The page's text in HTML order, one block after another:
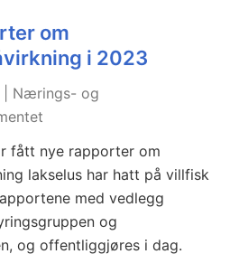
om
i 2023
| Nærings- og
fått nye rapporter om
lakselus har hatt på villfisk
med vedlegg
og
og offentliggjøres i dag.